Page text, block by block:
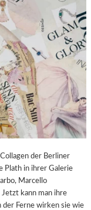
der Berliner
Plath in ihrer Galerie
Marcello
kann man ihre
Ferne wirken sie wie